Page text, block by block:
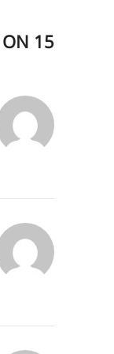
15 THOUGHTS ON “